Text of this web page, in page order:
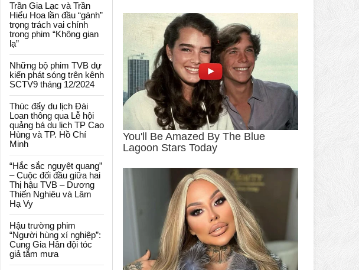
Trần Gia Lạc và Trần
Hiểu Hoa lần đầu “gánh”
trọng trách vai chính
trong phim “Không gian
lạ”
Những bộ phim TVB dự
kiến phát sóng trên kênh
SCTV9 tháng 12/2024
Thúc đẩy du lịch Đài
Loan thông qua Lễ hội
quảng bá du lịch TP Cao
Hùng và TP. Hồ Chí
Minh
“Hắc sắc nguyệt quang”
– Cuộc đối đầu giữa hai
Thị hậu TVB – Dương
Thiến Nghiêu và Lâm
Hạ Vy
Hậu trường phim
“Người hùng xí nghiệp”:
Cung Gia Hân đội tóc
giả tắm mưa